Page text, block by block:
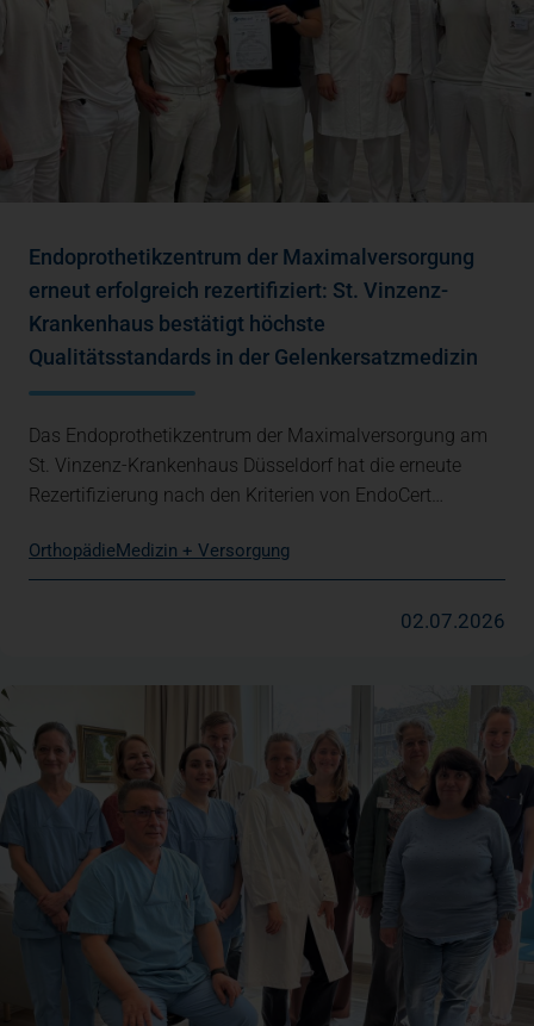
Endoprothetikzentrum der Maximalversorgung
erneut erfolgreich rezertifiziert: St. Vinzenz-
Krankenhaus bestätigt höchste
Qualitätsstandards in der Gelenkersatzmedizin
Das Endoprothetikzentrum der Maximalversorgung am
St. Vinzenz-Krankenhaus Düsseldorf hat die erneute
Rezertifizierung nach den Kriterien von EndoCert…
Orthopädie Medizin + Versorgung
02.07.2026